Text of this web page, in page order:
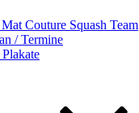
Couture Squash Team
/ Termine